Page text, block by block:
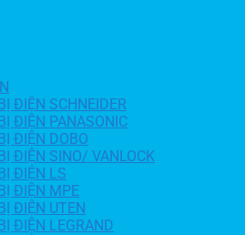
ĐIỆN SCHNEIDER
ĐIỆN PANASONIC
ĐIỆN DOBO
ĐIỆN SINO/ VANLOCK
ĐIỆN LS
ĐIỆN MPE
ĐIỆN UTEN
ĐIỆN LEGRAND